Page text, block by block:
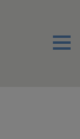
Menu